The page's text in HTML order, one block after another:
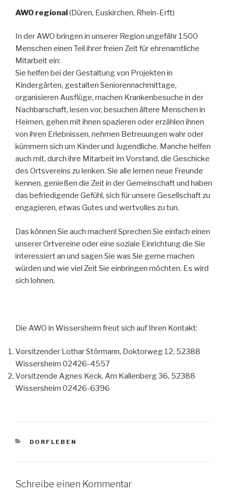
AWO regional(Düren, Euskirchen, Rhein-Erft)
In der AWO bringen in unserer Region ungefähr 1500
Menschen einen Teil ihrer freien Zeit für ehrenamtliche
Mitarbeit ein:
Sie helfen bei der Gestaltung von Projekten in
Kindergärten, gestalten Seniorennachmittage,
organisieren Ausflüge, machen Krankenbesuche in der
Nachbarschaft, lesen vor, besuchen ältere Menschen in
Heimen, gehen mit ihnen spazieren oder erzählen ihnen
von ihren Erlebnissen, nehmen Betreuungen wahr oder
kümmern sich um Kinder und Jugendliche. Manche helfen
auch mit, durch ihre Mitarbeit im Vorstand, die Geschicke
des Ortsvereins zu lenken. Sie alle lernen neue Freunde
kennen, genießen die Zeit in der Gemeinschaft und haben
das befriedigende Gefühl, sich für unsere Gesellschaft zu
engagieren, etwas Gutes und wertvolles zu tun.
Das können Sie auch machen! Sprechen Sie einfach einen
unserer Ortvereine oder eine soziale Einrichtung die Sie
interessiert an und sagen Sie was Sie gerne machen
würden und wie viel Zeit Sie einbringen möchten. Es wird
sich lohnen.
Die AWO in Wissersheim freut sich auf Ihren Kontakt:
Vorsitzender Lothar Störmann, Doktorweg 12, 52388
Wissersheim 02426-4557
Vorsitzende Agnes Keck, Am Kallenberg 36, 52388
Wissersheim 02426-6396
KATEGORIEN
DORFLEBEN
Schreibe einen Kommentar